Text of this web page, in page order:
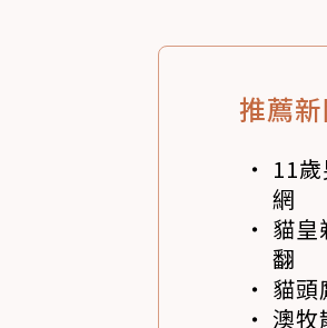
推薦
11
網
貓皇
翻
貓頭
澳牧